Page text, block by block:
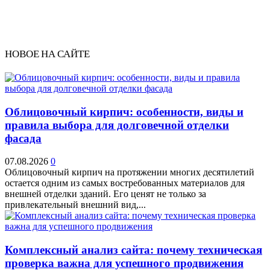
НОВОЕ НА САЙТЕ
Облицовочный кирпич: особенности, виды и
правила выбора для долговечной отделки
фасада
07.08.2026 0
Облицовочный кирпич на протяжении многих десятилетий
остается одним из самых востребованных материалов для
внешней отделки зданий. Его ценят не только за
привлекательный внешний вид,...
Комплексный анализ сайта: почему техническая
проверка важна для успешного продвижения